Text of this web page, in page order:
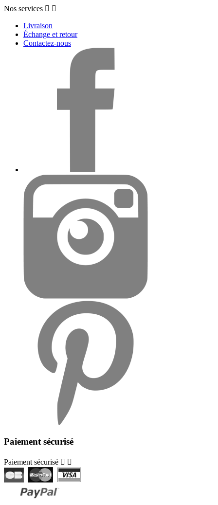
Nos services  
Livraison
Échange et retour
Contactez-nous
Paiement sécurisé
Paiement sécurisé  